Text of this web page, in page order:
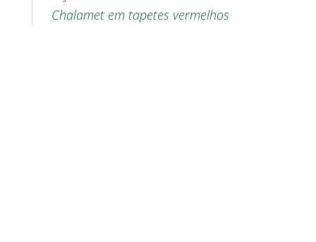
Chalamet em tapetes vermelhos